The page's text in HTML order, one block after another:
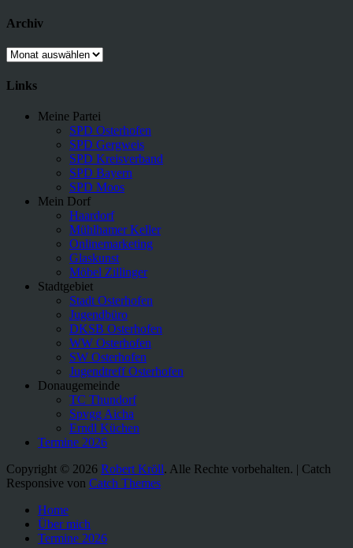
Archiv
Archiv
Links
Meine Partei
SPD Osterhofen
SPD Gergweis
SPD Kreisverband
SPD Bayern
SPD Moos
Mein Dorf
Haardorf
Mühlhamer Keller
Onlinemarketing
Glaskunst
Möbel Zillinger
Stadtgebiet
Stadt Osterhofen
Jugendbüro
DKSB Osterhofen
WW Osterhofen
SW Osterhofen
Jugendtreff Osterhofen
Donaugemeinde
TC Thundorf
Spvgg Aicha
Erndl Küchen
Termine 2026
Copyright © 2026 Robert Kröll. Alle Rechte vorbehalten. | Catch
Responsive von Catch Themes
oben
scrollen
Home
Über mich
Termine 2026